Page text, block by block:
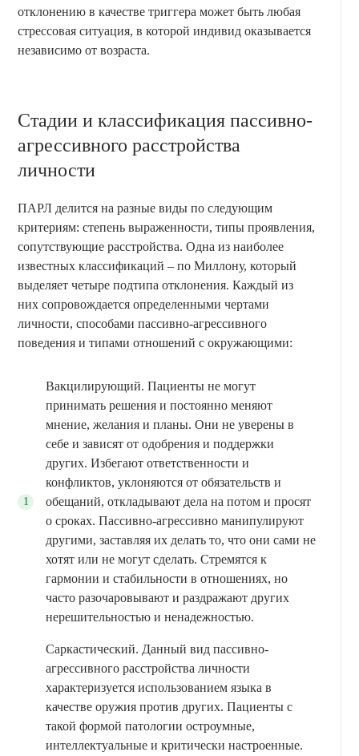
отклонению в качестве триггера может быть любая
стрессовая ситуация, в которой индивид оказывается
независимо от возраста.
Стадии и классификация пассивно-
агрессивного расстройства
личности
ПАРЛ делится на разные виды по следующим
критериям: степень выраженности, типы проявления,
сопутствующие расстройства. Одна из наиболее
известных классификаций – по Миллону, который
выделяет четыре подтипа отклонения. Каждый из
них сопровождается определенными чертами
личности, способами пассивно-агрессивного
поведения и типами отношений с окружающими:
Вакцилирующий. Пациенты не могут
принимать решения и постоянно меняют
мнение, желания и планы. Они не уверены в
себе и зависят от одобрения и поддержки
других. Избегают ответственности и
конфликтов, уклоняются от обязательств и
обещаний, откладывают дела на потом и просят
о сроках. Пассивно-агрессивно манипулируют
другими, заставляя их делать то, что они сами не
хотят или не могут сделать. Стремятся к
гармонии и стабильности в отношениях, но
часто разочаровывают и раздражают других
нерешительностью и ненадежностью.
Саркастический. Данный вид пассивно-
агрессивного расстройства личности
характеризуется использованием языка в
качестве оружия против других. Пациенты с
такой формой патологии остроумные,
интеллектуальные и критически настроенные.